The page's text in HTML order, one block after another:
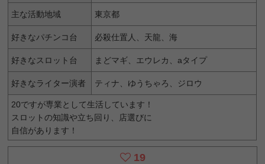
主な活動地域 東京都
好きなパチンコ台 必殺仕置人、天龍、海
好きなスロット台 まどマギ、エウレカ、aタイプ
好きなライター演者 ティナ、ゆうちゃろ、ジロウ
20ですが専業として生活しています！
スロットの知識や立ち回り、店選びに
自信があります！
19